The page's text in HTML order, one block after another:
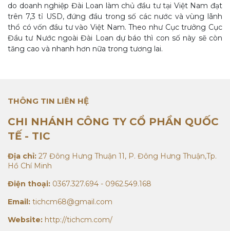
do doanh nghiệp Đài Loan làm chủ đầu tư tại Việt Nam đạt
trên 7,3 tỉ USD, đứng đầu trong số các nước và vùng lãnh
thổ có vốn đầu tư vào Việt Nam. Theo như Cục trưởng Cục
Đầu tư Nước ngoài Đài Loan dự báo thì con số này sẽ còn
tăng cao và nhanh hơn nữa trong tương lai.
THÔNG TIN LIÊN HỆ
CHI NHÁNH CÔNG TY CỔ PHẦN QUỐC
TẾ - TIC
Địa chỉ: 27 Đông Hưng Thuận 11, P. Đông Hưng Thuận,Tp.
Hồ Chí Minh
Điện thoại: 0367.327.694 - 0962.549.168
Email: tichcm68@gmail.com
Website: http://tichcm.com/